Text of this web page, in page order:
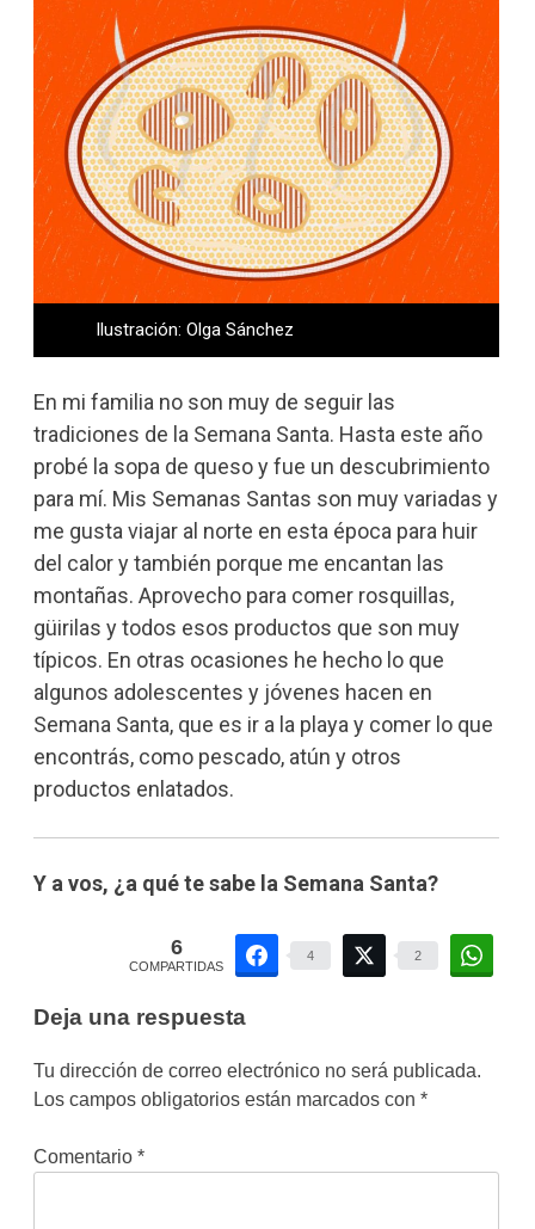
Ilustración: Olga Sánchez
En mi familia no son muy de seguir las
tradiciones de la Semana Santa. Hasta este año
probé la sopa de queso y fue un descubrimiento
para mí. Mis Semanas Santas son muy variadas y
me gusta viajar al norte en esta época para huir
del calor y también porque me encantan las
montañas. Aprovecho para comer rosquillas,
güirilas y todos esos productos que son muy
típicos. En otras ocasiones he hecho lo que
algunos adolescentes y jóvenes hacen en
Semana Santa, que es ir a la playa y comer lo que
encontrás, como pescado, atún y otros
productos enlatados.
Y a vos, ¿a qué te sabe la Semana Santa?
6
COMPARTIDAS
4 2
Deja una respuesta
Tu dirección de correo electrónico no será publicada.
Los campos obligatorios están marcados con *
Comentario *